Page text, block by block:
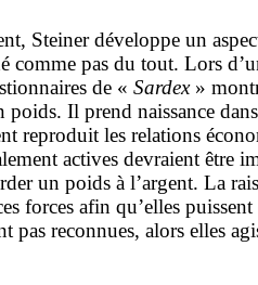
Steiner développe un
pas du tout. Lors
de « Sardex»
Il prend naissance
reproduit les relations
actives devraient être
un poids à l’argent. La
forces afin qu’elles
reconnues, alors elles